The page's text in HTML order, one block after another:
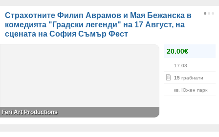
Страхотните Филип Аврамов и Мая Бежанска в
комедията "Градски легенди" на 17 Август, на
сцената на София Съмър Фест
20.00€
17.08
15 грабнати
кв. Южен парк
Feri Art Productions